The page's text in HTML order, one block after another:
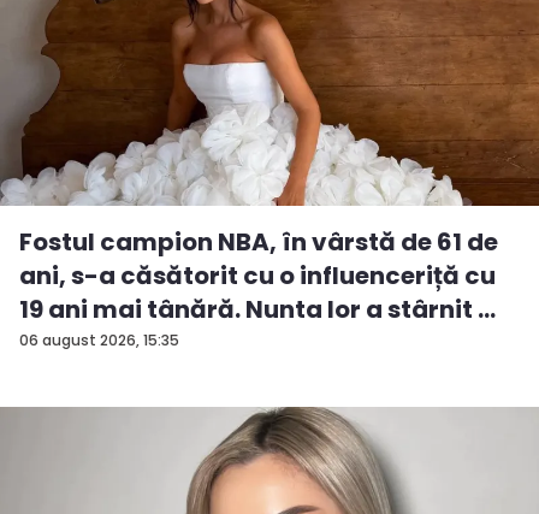
06 august 2026, 15:35
Fostul campion NBA, în vârstă de 61 de
ani, s-a căsătorit cu o influenceriță cu
19 ani mai tânără. Nunta lor a stârnit ...